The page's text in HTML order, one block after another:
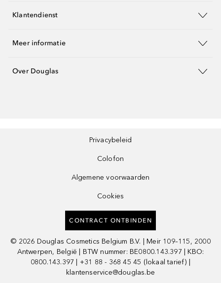
Klantendienst
Meer informatie
Over Douglas
Privacybeleid
Colofon
Algemene voorwaarden
Cookies
CONTRACT ONTBINDEN
© 2026 Douglas Cosmetics Belgium B.V. | Meir 109–115, 2000
Antwerpen, België | BTW nummer: BE0800.143.397 | KBO:
0800.143.397 | +31 88 - 368 45 45 (lokaal tarief) |
klantenservice@douglas.be